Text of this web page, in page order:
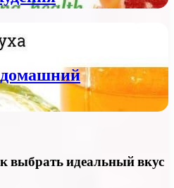
выбрать идеальный вкус